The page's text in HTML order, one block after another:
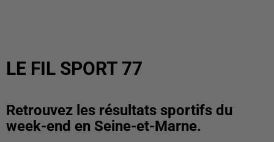
LE FIL SPORT 77
Retrouvez les résultats sportifs du
week-end en Seine-et-Marne.